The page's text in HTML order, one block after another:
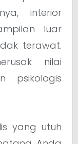
interior
luar
terawat.
nilai
psikologis
yang utuh